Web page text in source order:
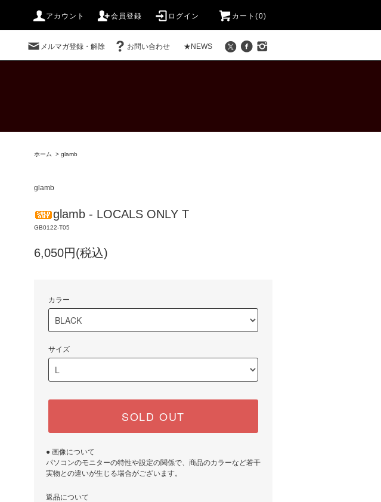
アカウント 会員登録 ログイン カート(0)
メルマガ登録・解除 お問い合わせ ★NEWS
ホーム > glamb
glamb
glamb - LOCALS ONLY T
GB0122-T05
6,050円(税込)
カラー
サイズ
SOLD OUT
● 画像について
パソコンのモニターの特性や設定の関係で、商品のカラーなど若干
実物との違いが生じる場合がございます。
返品について